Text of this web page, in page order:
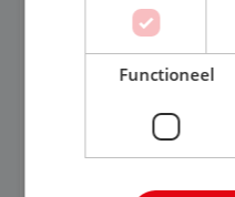
Aalsmeer, Noord-
33-36 uur
MBO
Een vakantie plannen
het nu voor jezelf is,
Functioneel